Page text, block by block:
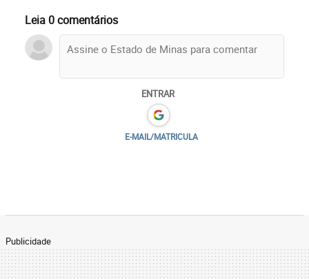
Leia 0 comentários
ENTRAR
E-MAIL/MATRICULA
Publicidade